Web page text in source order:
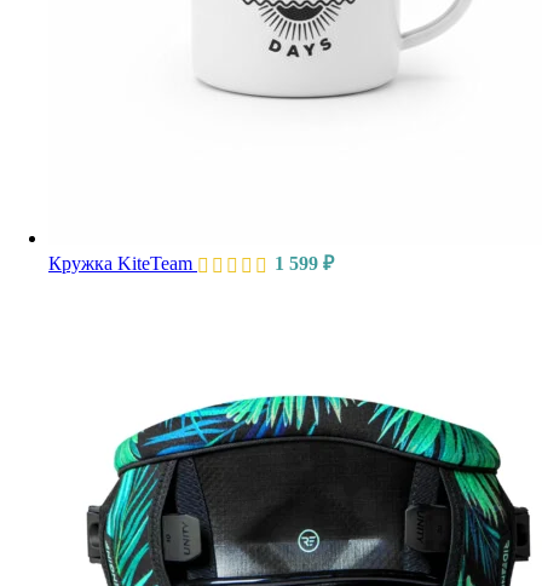
Кружка KiteTeam 1 599 ₽